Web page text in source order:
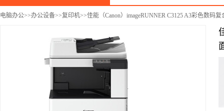
电脑办公>>办公设备>>复印机>>佳能（Canon）imageRUNNER C3125 A3彩色数码